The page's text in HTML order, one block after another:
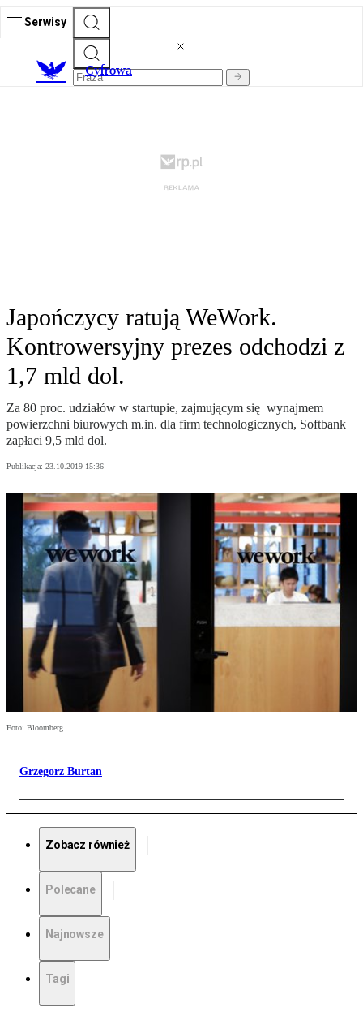
Serwisy
Cyfrowa
Japończycy ratują WeWork.
Kontrowersyjny prezes odchodzi z
1,7 mld dol.
Za 80 proc. udziałów w startupie, zajmującym się wynajmem
powierzchni biurowych m.in. dla firm technologicznych, Softbank
zapłaci 9,5 mld dol.
Publikacja: 23.10.2019 15:36
Foto: Bloomberg
Grzegorz Burtan
Zobacz również
Polecane
Najnowsze
Tagi